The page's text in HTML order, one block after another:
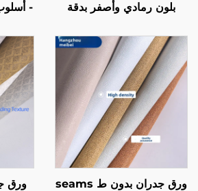
بلون رمادي وأصفر بدقة
ستارة ذات طراز حديث
وبسيط بألوان مُقَسَّمة
-
ورق
ورق جدران بدون ط seams
ورق